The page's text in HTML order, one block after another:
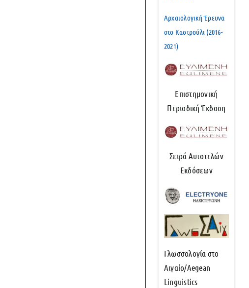
Αρχαιολογική Έρευνα
στο Καστρούλι (2016-
2021)
Επιστημονική
Περιοδική Έκδοση
Σειρά Αυτοτελών
Εκδόσεων
Γλωσσολογία στο
Αιγαίο/Aegean
Linguistics